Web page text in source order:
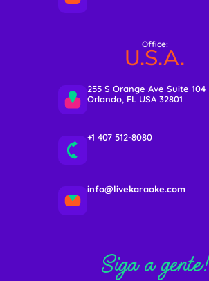
Office:
U.S.A.
255 S Orange Ave Suite 104
Orlando, FL USA 32801
+1 407 512-8080
info@livekaraoke.com
Siga a gente!